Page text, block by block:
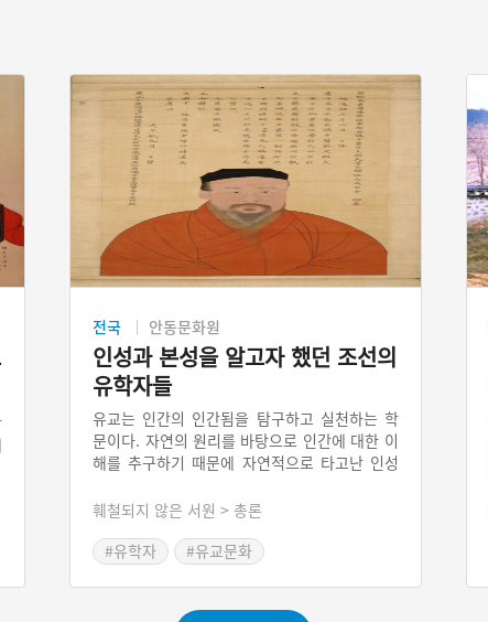
전국 안동문화원
인성과 본성을 알고자 했던 조선의
유학자들
유교는 인간의 인간됨을 탐구하고 실천하는 학
문이다. 자연의 원리를 바탕으로 인간에 대한 이
해를 추구하기 때문에 자연적으로 타고난 인성
사단과 칠정은 유학자들이 구분한 인성과 본성
의 발현으로 보았고 그 작동원리와 상관관계를
두고 서로 다른 해석을 하였다. 사단칠정 논쟁은
조선 유학 사에서 중요한 주제이다. 많은 유학자
가 논쟁에 참여했지만 비훼철서원 중에서는 도
훼철되지 않은 서원 > 총론
#유학자
#유교문화